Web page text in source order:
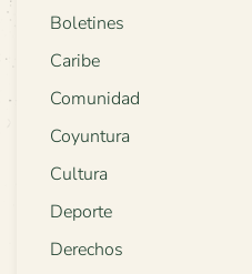
Boletines
Caribe
Comunidad
Coyuntura
Cultura
Deporte
Derechos